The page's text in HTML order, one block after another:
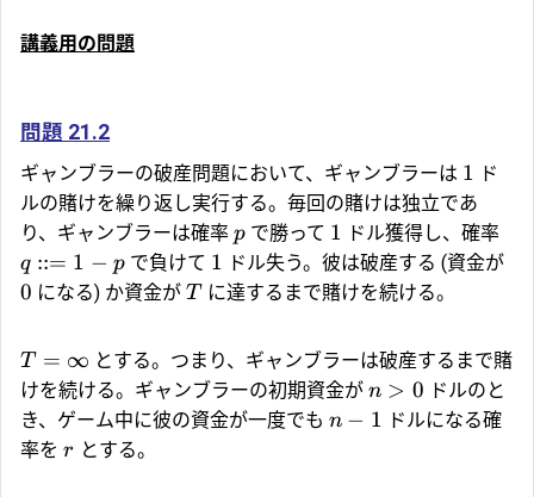
講義用の問題
問題 21.2
ギャンブラーの破産問題において、ギャンブラーは 1 ド
ルの賭けを繰り返し実行する。毎回の賭けは独立であ
り、ギャンブラーは確率 p で勝って 1 ドル獲得し、確率
q ::= 1 − p で負けて 1 ドル失う。彼は破産する (資金が
0 になる) か資金が T に達するまで賭けを続ける。
T = ∞ とする。つまり、ギャンブラーは破産するまで賭
けを続ける。ギャンブラーの初期資金が n > 0 ドルのと
き、ゲーム中に彼の資金が一度でも n − 1 ドルになる確
率を r とする。